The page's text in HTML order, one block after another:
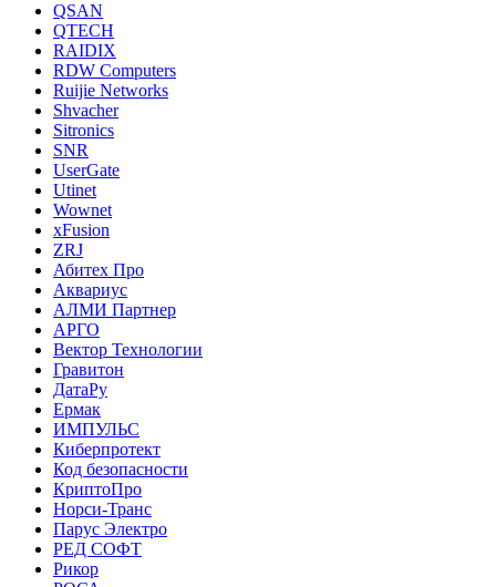
QSAN
QTECH
RAIDIX
RDW Computers
Ruijie Networks
Shvacher
Sitronics
SNR
UserGate
Utinet
Wownet
xFusion
ZRJ
Абитех Про
Аквариус
АЛМИ Партнер
АРГО
Вектор Технологии
Гравитон
ДатаРу
Ермак
ИМПУЛЬС
Киберпротект
Код безопасности
КриптоПро
Норси-Транс
Парус Электро
РЕД СОФТ
Рикор